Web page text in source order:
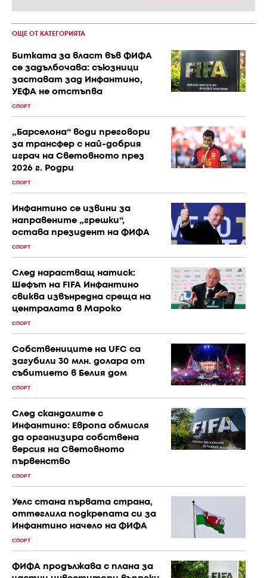
ОЩЕ ОТ КАТЕГОРИЯТА
Битката за власт във ФИФА
се задълбочава: съюзници
застават зад Инфантино,
УЕФА не отстъпва
СПОРТ
„Барселона“ води преговори
за трансфер с най-добрия
играч на Световното през
2026 г. Родри
СПОРТ
Инфантино се извини за
направените „грешки“,
остава президент на ФИФА
СПОРТ
След нарастващ натиск:
Шефът на FIFA Инфантино
свиква извънредна среща на
централата в Мароко
СПОРТ
Собствениците на UFC са
загубили 30 млн. долара от
събитието в Белия дом
СПОРТ
След скандалите с
Инфантино: Европа обмисля
да организира собствена
версия на Световното
първенство
СПОРТ
Уелс стана първата страна,
оттеглила подкрепата си за
Инфантино начело на ФИФА
СПОРТ
ФИФА продължава с плана за